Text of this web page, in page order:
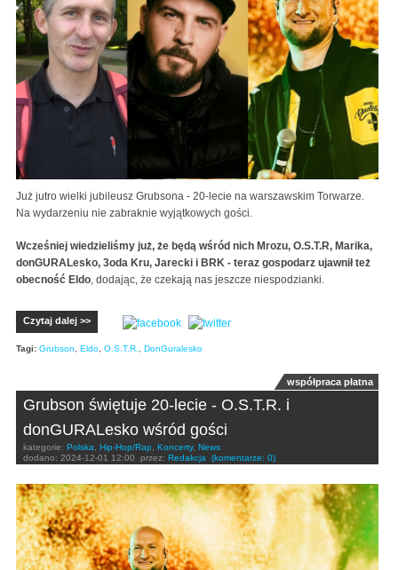
Już jutro wielki jubileusz Grubsona - 20-lecie na warszawskim Torwarze.
Na wydarzeniu nie zabraknie wyjątkowych gości.
Wcześniej wiedzieliśmy już, że będą wśród nich Mrozu, O.S.T.R, Marika,
donGURALesko, 3oda Kru, Jarecki i BRK - teraz gospodarz ujawnił też
obecność Eldo, dodając, że czekają nas jeszcze niespodzianki.
Czytaj dalej >>
Tagi: Grubson, Eldo, O.S.T.R., DonGuralesko
współpraca płatna
Grubson świętuje 20-lecie - O.S.T.R. i
donGURALesko wśród gości
kategorie: Polska, Hip-Hop/Rap, Koncerty, News
dodano: 2024-12-01 12:00 przez: Redakcja (komentarze: 0)